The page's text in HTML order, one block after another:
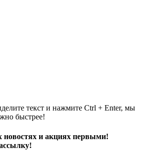
текст и нажмите Ctrl + Enter, мы
быстрее!
новостях и акциях первыми!